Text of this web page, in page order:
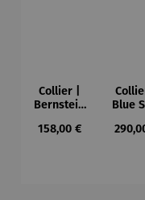
Collier |
Bernstein
Mond und
Regulärer Preis:
158,00 €
Blue